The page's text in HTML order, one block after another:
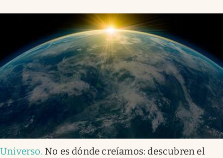
Universo. No es dónde creíamos: descubren el